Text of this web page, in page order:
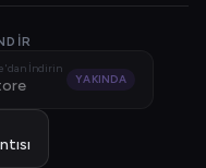
İndirin
YAKINDA